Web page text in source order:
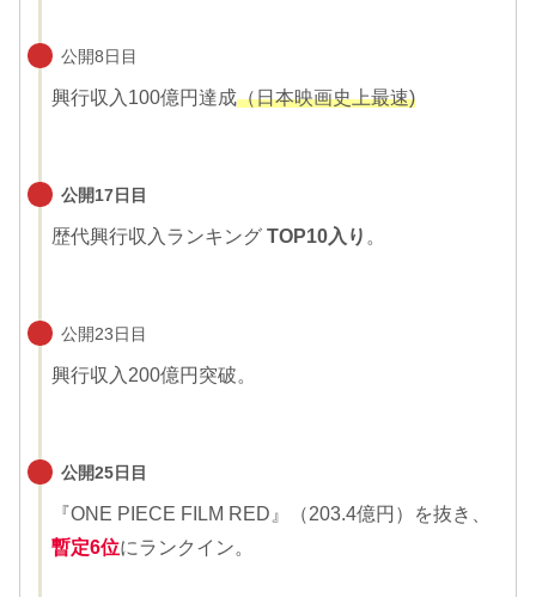
公開8日目
興行収入100億円達成（日本映画史上最速)
公開17日目
歴代興行収入ランキング TOP10入り 。
公開23日目
興行収入200億円突破。
公開25日目
『ONE PIECE FILM RED』（203.4億円）を抜き、
暫定6位にランクイン。